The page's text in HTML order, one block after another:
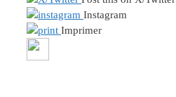
Instagram
Imprimer